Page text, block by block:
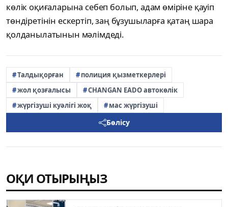
көлік оқиғаларына себеп болып, адам өміріне қауіп
төндіретінін ескертіп, заң бұзушыларға қатаң шара
қолданылатынын мәлімдеді.
Талдықорған
полиция қызметкерлері
жол қозғалысы
CHANGAN EADO автокөлік
жүргізуші куәлігі жоқ
мас жүргізуші
Бөлісу
ОҚИ ОТЫРЫҢЫЗ